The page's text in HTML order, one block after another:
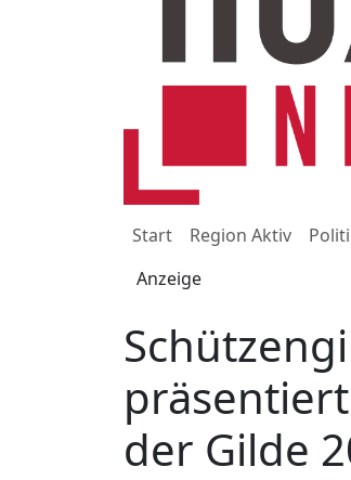
Start Region Aktiv
Anzeige
der Gilde